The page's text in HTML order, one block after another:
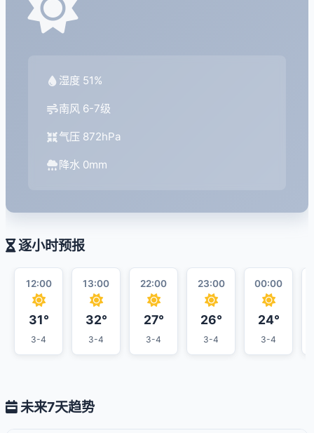
湿度 51%
南风 6-7级
气压 872hPa
降水 0mm
逐小时预报
12:00
31°
3-4
13:00
32°
3-4
22:00
27°
3-4
23:00
26°
3-4
00:00
24°
3-4
未来7天趋势